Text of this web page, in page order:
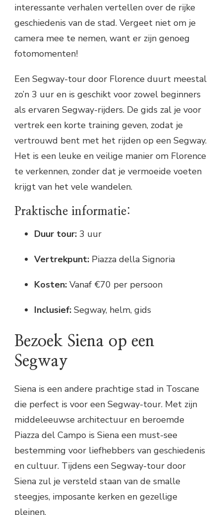
interessante verhalen vertellen over de rijke
geschiedenis van de stad. Vergeet niet om je
camera mee te nemen, want er zijn genoeg
fotomomenten!
Een Segway-tour door Florence duurt meestal
zo’n 3 uur en is geschikt voor zowel beginners
als ervaren Segway-rijders. De gids zal je voor
vertrek een korte training geven, zodat je
vertrouwd bent met het rijden op een Segway.
Het is een leuke en veilige manier om Florence
te verkennen, zonder dat je vermoeide voeten
krijgt van het vele wandelen.
Praktische informatie:
Duur tour: 3 uur
Vertrekpunt: Piazza della Signoria
Kosten: Vanaf €70 per persoon
Inclusief: Segway, helm, gids
Bezoek Siena op een
Segway
Siena is een andere prachtige stad in Toscane
die perfect is voor een Segway-tour. Met zijn
middeleeuwse architectuur en beroemde
Piazza del Campo is Siena een must-see
bestemming voor liefhebbers van geschiedenis
en cultuur. Tijdens een Segway-tour door
Siena zul je versteld staan van de smalle
steegjes, imposante kerken en gezellige
pleinen.